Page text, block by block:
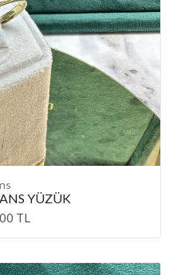
YÜZÜK
TL